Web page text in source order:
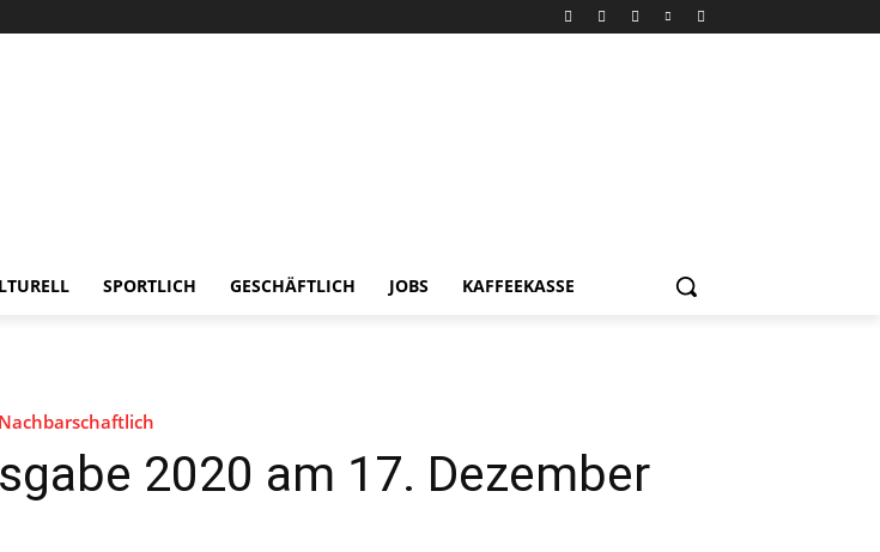
SPORTLICH GESCHÄFTLICH JOBS KAFFEEKASSE
Nachbarschaftlich
2020 am 17. Dezember